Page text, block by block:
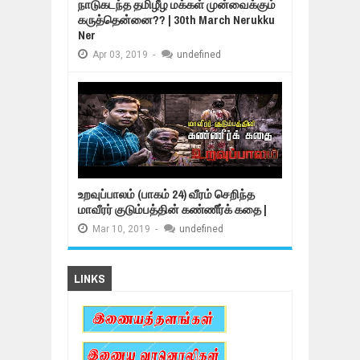
நாடுகடந்த தமிழீழ மக்கள் முன்வைக்கும்
கருத்தென்னை?? | 30th March Nerukku
Ner
Apr 03, 2019 - undefined
உறவுப்பாலம் (பாகம் 24) வீரம் செறிந்த
மாவீரர் குடும்பத்தின் கண்ணீர்க் கதை |
Mar 10, 2019 - undefined
LINKS